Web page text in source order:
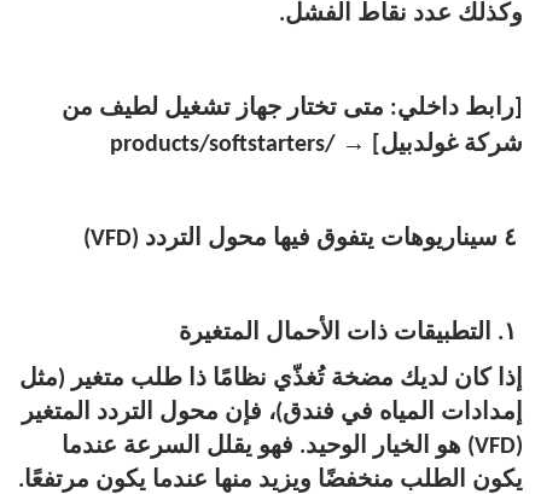
وكذلك عدد نقاط الفشل.
[رابط داخلي: متى تختار جهاز تشغيل لطيف من
شركة غولدبيل]
→
/products/softstarters
٤ سيناريوهات يتفوق فيها محول التردد (VFD)
١. التطبيقات ذات الأحمال المتغيرة
إذا كان لديك مضخة تُغذّي نظامًا ذا طلب متغير (مثل
إمدادات المياه في فندق)، فإن محول التردد المتغير
(VFD) هو الخيار الوحيد. فهو يقلل السرعة عندما
يكون الطلب منخفضًا ويزيد منها عندما يكون مرتفعًا.